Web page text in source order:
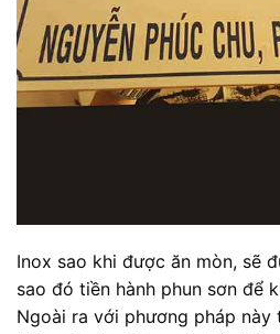
Inox sao khi được ăn mòn, sẽ
sao đó tiền hành phun sơn để
Ngoài ra với phương pháp này